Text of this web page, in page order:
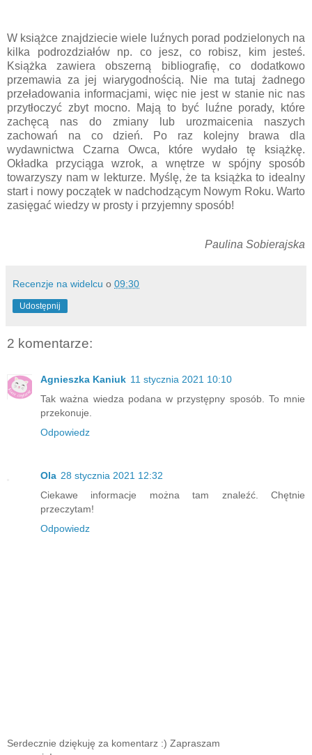
W książce znajdziecie wiele luźnych porad podzielonych na
kilka podrozdziałów np. co jesz, co robisz, kim jesteś.
Książka zawiera obszerną bibliografię, co dodatkowo
przemawia za jej wiarygodnością. Nie ma tutaj żadnego
przeładowania informacjami, więc nie jest w stanie nic nas
przytłoczyć zbyt mocno. Mają to być luźne porady, które
zachęcą nas do zmiany lub urozmaicenia naszych
zachowań na co dzień. Po raz kolejny brawa dla
wydawnictwa Czarna Owca, które wydało tę książkę.
Okładka przyciąga wzrok, a wnętrze w spójny sposób
towarzyszy nam w lekturze. Myślę, że ta książka to idealny
start i nowy początek w nadchodzącym Nowym Roku. Warto
zasięgać wiedzy w prosty i przyjemny sposób!
Paulina Sobierajska
Recenzje na widelcu o 09:30
Udostępnij
2 komentarze:
Agnieszka Kaniuk 11 stycznia 2021 10:10
Tak ważna wiedza podana w przystępny sposób. To mnie
przekonuje.
Odpowiedz
Ola 28 stycznia 2021 12:32
Ciekawe informacje można tam znaleźć. Chętnie
przeczytam!
Odpowiedz
Serdecznie dziękuję za komentarz :) Zapraszam